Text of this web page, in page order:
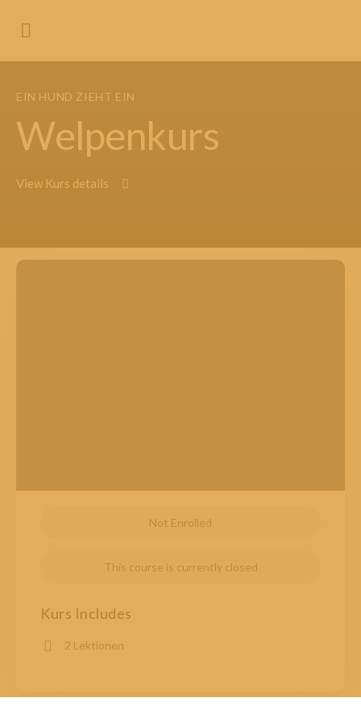
EIN HUND ZIEHT EIN
Welpenkurs
View Kurs details
Not Enrolled
This course is currently closed
Kurs Includes
2 Lektionen